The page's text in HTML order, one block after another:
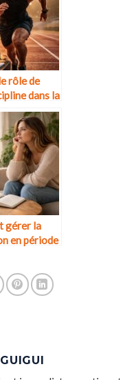
rôle de
dans la
?
gérer la
en période